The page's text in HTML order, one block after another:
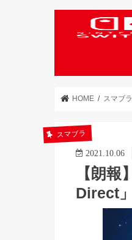
HOME スマブラ
スマブラ
2021.10.06
【朗
Direct